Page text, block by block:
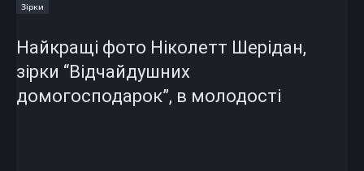
Зірки
Найкращі фото Ніколетт Шерідан,
зірки “Відчайдушних
домогосподарок”, в молодості